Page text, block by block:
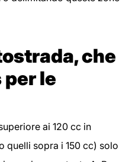
che
le
ai 120 cc in
quelli sopra i 150 cc) solo